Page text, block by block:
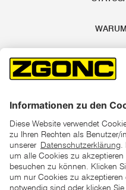
*der "statt"-Preis ist der
Tagen vor